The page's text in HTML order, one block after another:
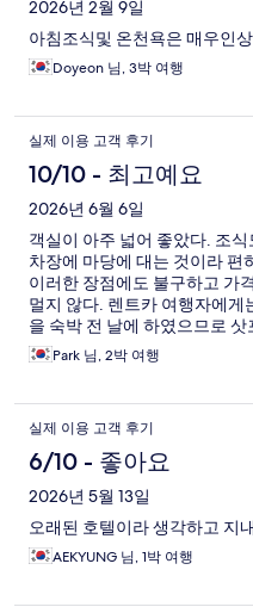
후
기
2026년 2월 9일
아침조식및 온천욕은 매우인
Doyeon 님, 3박 여행
실제 이용 고객 후기
10/10 - 최고예요
2026년 6월 6일
객실이 아주 넓어 좋았다. 조
차장에 마당에 대는 것이라 편
이러한 장점에도 불구하고 가
멀지 않다. 렌트카 여행자에게
을 숙박 전 날에 하였으므로
기차역까지 이동은 택시로 하
어갈 수도 있지만 큰 트렁크 두
Park 님, 2박 여행
실제 이용 고객 후기
6/10 - 좋아요
2026년 5월 13일
오래된 호텔이라 생각하고 지
AEKYUNG 님, 1박 여행